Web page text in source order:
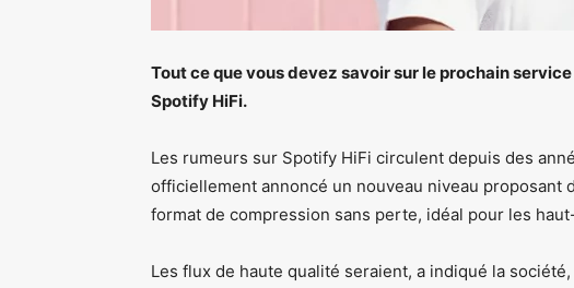
Tout ce que vous devez savoir sur le prochain
Spotify HiFi.
Les rumeurs sur Spotify HiFi circulent depuis des
officiellement annoncé un nouveau niveau proposant
format de compression sans perte, idéal pour les
Les flux de haute qualité seraient, a indiqué la